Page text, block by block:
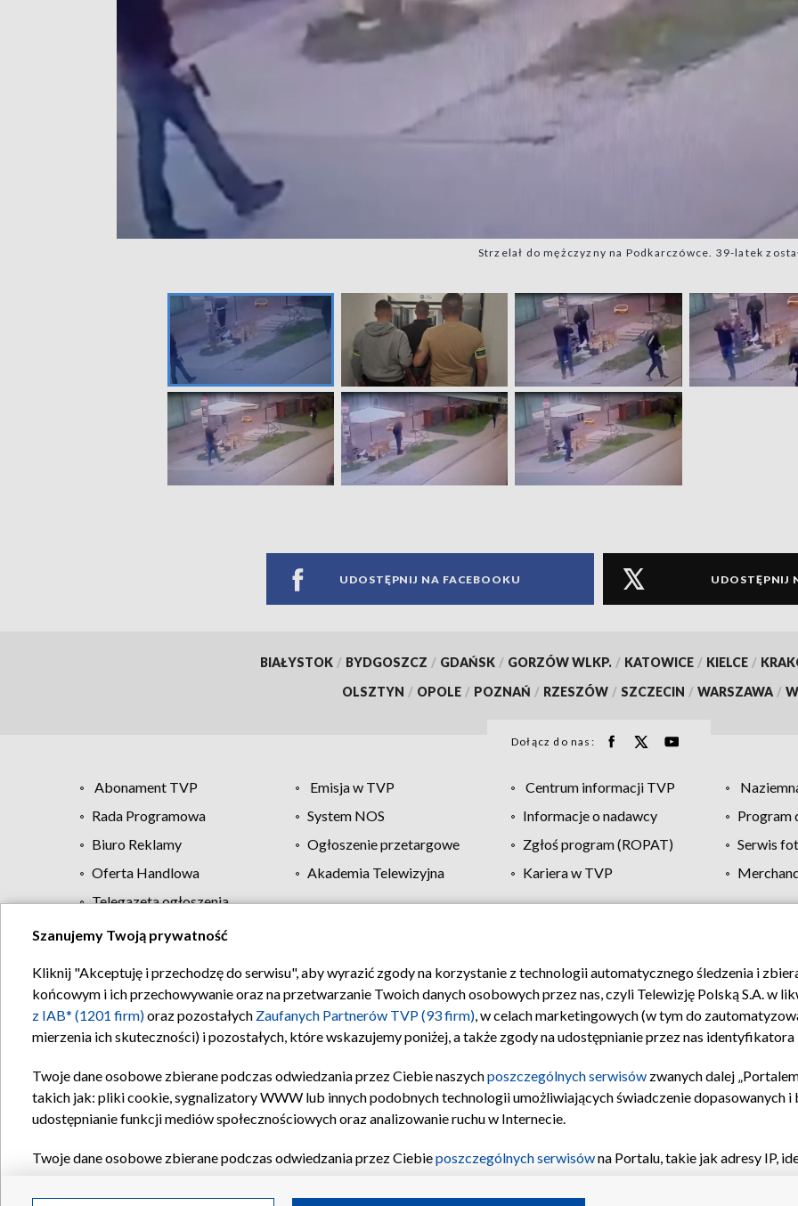
Strzelał do mężczyzny na Podkarczówce. 39-latek
UDOSTĘPNIJ NA FACEBOOKU UDOSTĘPNIJ
BIAŁYSTOK / BYDGOSZCZ / GDAŃSK / GORZÓW WLKP. / KATOWICE / KIELCE /
OLSZTYN / OPOLE / POZNAŃ / RZESZÓW / SZCZECIN / WARSZAWA /
Dołącz do nas:
Abonament TVP Emisja w TVP Centrum informacji TVP
Rada Programowa
System NOS Informacje o nadawcy
Program
Biuro Reklamy
Ogłoszenie przetargowe Zgłoś program (ROPAT)
Serwis
Oferta Handlowa
Akademia Telewizyjna Kariera w TVP
Telegazeta ogłoszenia
Regulamin TVP Polityka prywatności Moje zgody Pomoc Biuro
Szanujemy Twoją prywatność
Kliknij "Akceptuję i przechodzę do serwisu", aby wyrazić zgody na korzystanie z technologii automatycznego śledzenia i
końcowym i ich przechowywanie oraz na przetwarzanie Twoich danych osobowych przez nas, czyli Telewizję Polską S.A. w
z IAB* (1201 firm)oraz pozostałych Zaufanych Partnerów TVP (93 firm), w celach marketingowych (w tym do
mierzenia ich skuteczności) i pozostałych, które wskazujemy poniżej, a także zgody na udostępnianie przez nas
Twoje dane osobowe zbierane podczas odwiedzania przez Ciebie naszychposzczególnych serwisów zwanych dalej
takich jak: pliki cookie, sygnalizatory WWW lub innych podobnych technologii umożliwiających świadczenie dopasowanych i
udostępnianie funkcji mediów społecznościowych oraz analizowanie ruchu w Internecie.
Twoje dane osobowe zbierane podczas odwiedzania przez Ciebieposzczególnych serwisówna Portalu, takie jak adresy IP,
Partnerów TVPdla realizacji następujących celów i funkcji: przechowywania informacji na urządzeniu lub dostęp do nich,